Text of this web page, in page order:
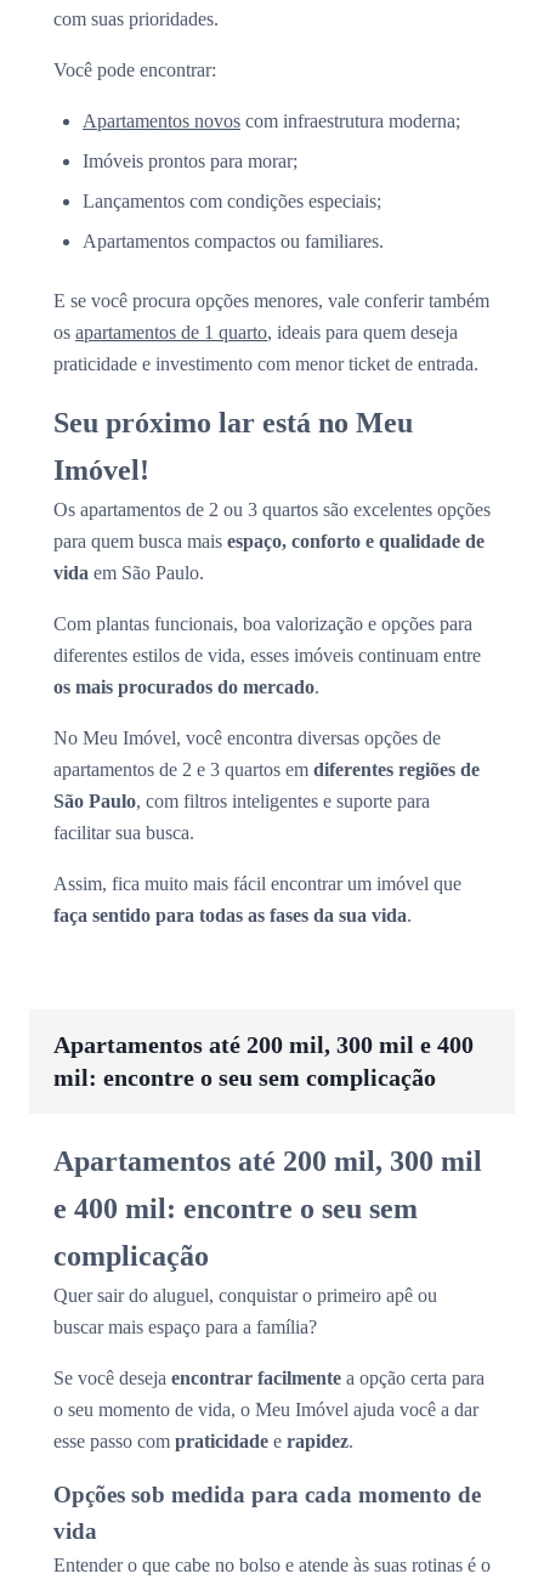
com suas prioridades.
Você pode encontrar:
Apartamentos novos com infraestrutura moderna;
Imóveis prontos para morar;
Lançamentos com condições especiais;
Apartamentos compactos ou familiares.
E se você procura opções menores, vale conferir também
os apartamentos de 1 quarto, ideais para quem deseja
praticidade e investimento com menor ticket de entrada.
Seu próximo lar está no Meu
Imóvel!
Os apartamentos de 2 ou 3 quartos são excelentes opções
para quem busca mais espaço, conforto e qualidade de
vida em São Paulo.
Com plantas funcionais, boa valorização e opções para
diferentes estilos de vida, esses imóveis continuam entre
os mais procurados do mercado.
No Meu Imóvel, você encontra diversas opções de
apartamentos de 2 e 3 quartos em diferentes regiões de
São Paulo, com filtros inteligentes e suporte para
facilitar sua busca.
Assim, fica muito mais fácil encontrar um imóvel que
faça sentido para todas as fases da sua vida.
Apartamentos até 200 mil, 300 mil e 400
mil: encontre o seu sem complicação
Apartamentos até 200 mil, 300 mil
e 400 mil: encontre o seu sem
complicação
Quer sair do aluguel, conquistar o primeiro apê ou
buscar mais espaço para a família?
Se você deseja encontrar facilmente a opção certa para
o seu momento de vida, o Meu Imóvel ajuda você a dar
esse passo com praticidade e rapidez.
Opções sob medida para cada momento de
vida
Entender o que cabe no bolso e atende às suas rotinas é o